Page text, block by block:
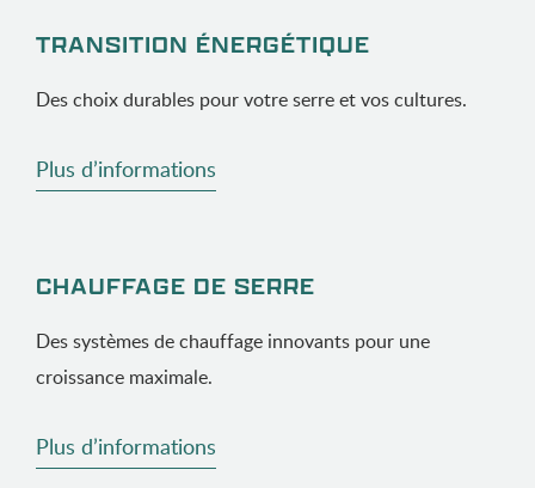
TRANSITION ÉNERGÉTIQUE
Des choix durables pour votre serre et vos cultures.
Plus d’informations
CHAUFFAGE DE SERRE
Des systèmes de chauffage innovants pour une
croissance maximale.
Plus d’informations